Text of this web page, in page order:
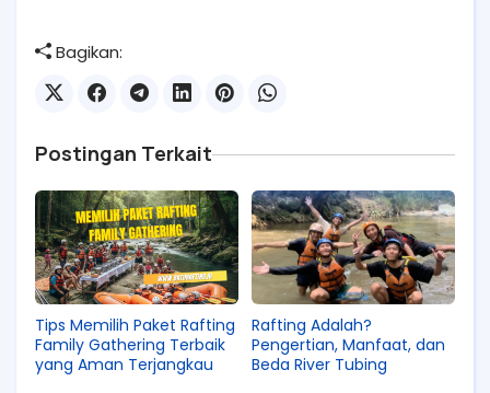
Bagikan:
Postingan Terkait
Tips Memilih Paket Rafting
Family Gathering Terbaik
yang Aman Terjangkau
Rafting Adalah?
Pengertian, Manfaat, dan
Beda River Tubing